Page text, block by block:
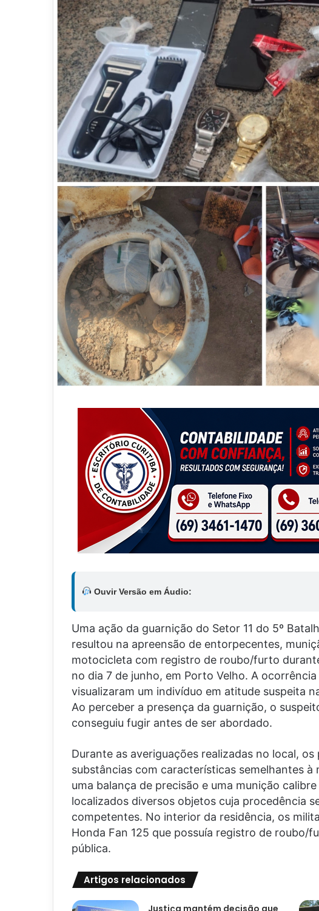
Ouvir Versão em Áudio:
Uma ação da guarnição do Setor 11 do 5º
resultou na apreensão de entorpecentes,
motocicleta com registro de roubo/furto
no dia 7 de junho, em Porto Velho. A
visualizaram um indivíduo em atitude suspeita
Ao perceber a presença da guarnição, o
conseguiu fugir antes de ser abordado.
Durante as averiguações realizadas no local,
substâncias com características semelhantes
uma balança de precisão e uma munição
localizados diversos objetos cuja procedência
competentes. No interior da residência, os
Honda Fan 125 que possuía registro de roubo/
pública.
Artigos relacionados
Justiça mantém decisão que